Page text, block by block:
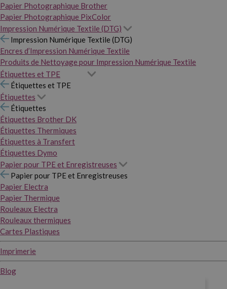
Papier Photographique Brother
Papier Photographique PixColor
Impression Numérique Textile (DTG)
Impression Numérique Textile (DTG)
Encres d’Impression Numérique Textile
Produits de Nettoyage pour Impression Numérique Textile
Étiquettes et TPE
Étiquettes et TPE
Étiquettes
Étiquettes
Étiquettes Brother DK
Étiquettes Thermiques
Étiquettes à Transfert
Étiquettes Dymo
Papier pour TPE et Enregistreuses
Papier pour TPE et Enregistreuses
Papier Electra
Papier Thermique
Rouleaux Electra
Rouleaux thermiques
Cartes Plastiques
Imprimerie
Blog